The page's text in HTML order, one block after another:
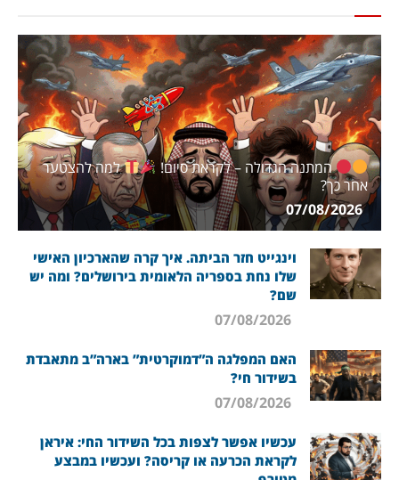
המתנה הגדולה – לקראת סיום!
למה להצטער
אחר כך?
07/08/2026
וינגייט חזר הביתה. איך קרה שהארכיון האישי
שלו נחת בספריה הלאומית בירושלים? ומה יש
שם?
האם המפלגה ה”דמוקרטית” בארה”ב מתאבדת
בשידור חי?
עכשיו אפשר לצפות בכל השידור החי: איראן
לקראת הכרעה או קריסה? ועכשיו במבצע